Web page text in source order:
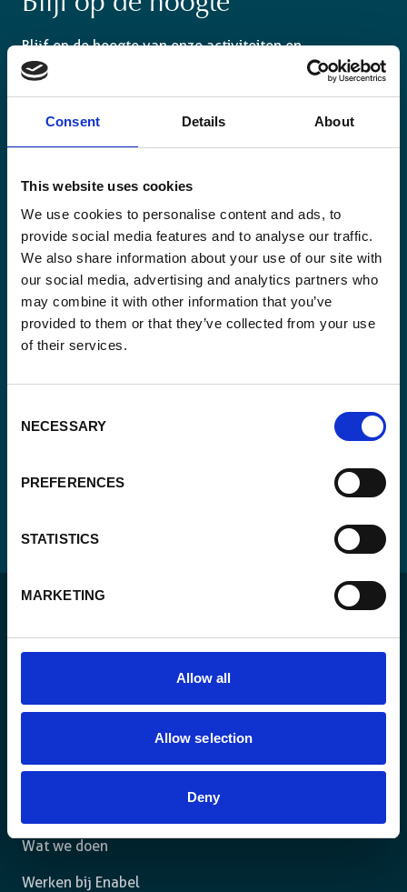
Consent Details About
This website uses cookies
We use cookies to personalise content and ads, to
provide social media features and to analyse our traffic.
We also share information about your use of our site with
our social media, advertising and analytics partners who
may combine it with other information that you’ve
provided to them or that they’ve collected from your use
of their services.
Selection
NECESSARY
PREFERENCES
STATISTICS
MARKETING
Allow all
Allow selection
Deny
Blijf op de hoogte van onze activiteiten en
internationale ontwikkelingstrends belicht vanuit
Email
(Vereist)
Ja,
ik
schrijf
me
Ja, ik schrijf me in.(Vereist)
CAPTCHA
Voor een duurzame wereld waar mensen in een
Wat we doen
Werken bij Enabel